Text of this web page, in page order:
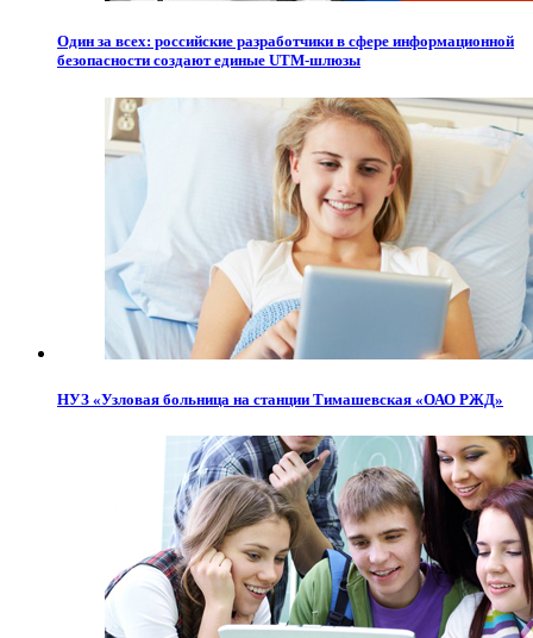
Один за всех: российские разработчики в сфере информационной
безопасности создают единые UTM-шлюзы
НУЗ «Узловая больница на станции Тимашевская «ОАО РЖД»